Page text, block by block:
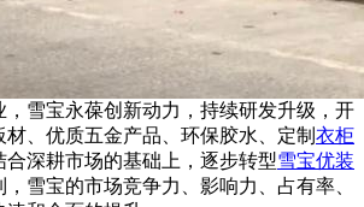
，雪宝永葆创新动力，持续研发升级，开
、优质五金产品、环保胶水、定制 衣柜
深耕市场的基础上，逐步转型雪宝优装
雪宝的市场竞争力、影响力、占有率、